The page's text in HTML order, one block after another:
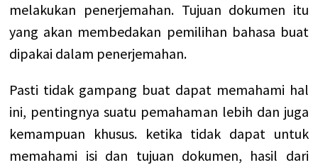
melakukan penerjemahan. Tujuan dokumen itu
yang akan membedakan pemilihan bahasa buat
dipakai dalam penerjemahan.
Pasti tidak gampang buat dapat memahami hal
ini, pentingnya suatu pemahaman lebih dan juga
kemampuan khusus. ketika tidak dapat untuk
memahami isi dan tujuan dokumen, hasil dari